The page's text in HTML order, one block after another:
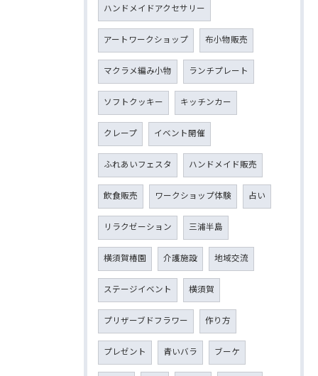
ハンドメイドアクセサリー
アートワークショップ 布小物販売
マクラメ編み小物 ランチプレート
ソフトクッキー キッチンカー
クレープ イベント開催
ふれあいフェスタ ハンドメイド販売
飲食販売 ワークショップ体験 占い
リラクゼーション 三浦半島
横須賀椿園 介護施設 地域交流
ステージイベント 横須賀
プリザーブドフラワー 作り方
プレゼント 青いバラ ブーケ